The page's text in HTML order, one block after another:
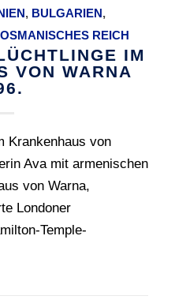
, BULGARIEN,
OSMANISCHES REICH
IM
VON WARNA
Krankenhaus von
Ava mit armenischen
von Warna,
Londoner
Temple-